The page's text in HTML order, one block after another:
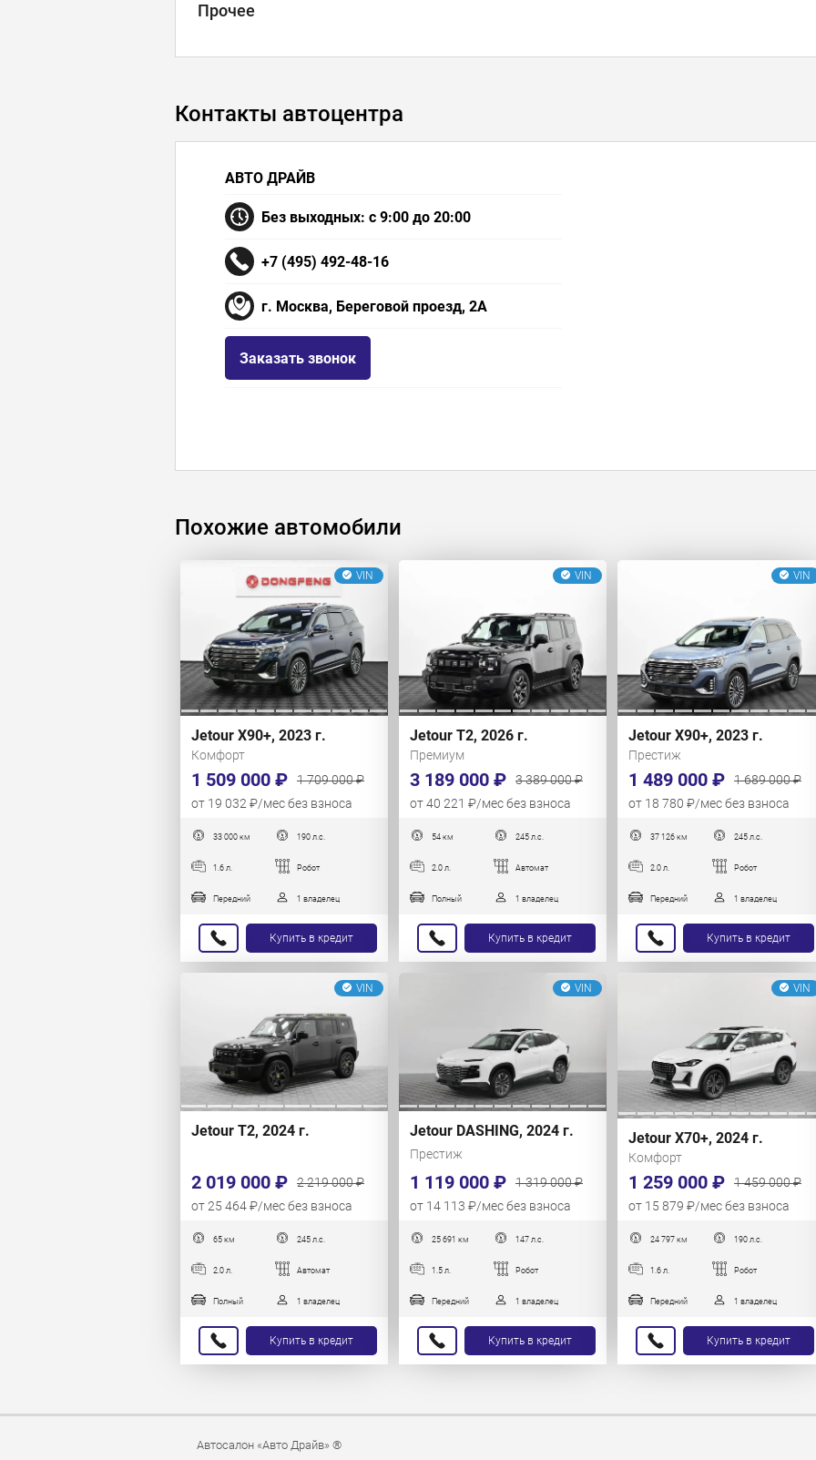
Прочее
Контакты автоцентра
АВТО ДРАЙВ
Без выходных: с 9:00 до 20:00
+7 (495) 492-48-16
г. Москва, Береговой проезд, 2А
Заказать звонок
Похожие автомобили
VIN
Jetour X90+, 2023 г.
Комфорт
1 509 000 ₽
1 709 000 ₽
от 19 032 ₽/мес без взноса
33 000 км 190 л.с.
1.6 л. Робот
Передний 1 владелец
Купить в кредит
VIN
Jetour T2, 2026 г.
Премиум
3 189 000 ₽
3 389 000 ₽
от 40 221 ₽/мес без взноса
54 км 245 л.с.
2.0 л. Автомат
Полный 1 владелец
Купить в кредит
VIN
Jetour X90+, 2023 г.
Престиж
1 489 000 ₽
1 689 000 ₽
от 18 780 ₽/мес без взноса
37 126 км 245 л.с.
2.0 л. Робот
Передний 1 владелец
Купить в кредит
VIN
Jetour T2, 2024 г.
2 019 000 ₽
2 219 000 ₽
от 25 464 ₽/мес без взноса
65 км 245 л.с.
2.0 л. Автомат
Полный 1 владелец
Купить в кредит
VIN
Jetour DASHING, 2024 г.
Престиж
1 119 000 ₽
1 319 000 ₽
от 14 113 ₽/мес без взноса
25 691 км 147 л.с.
1.5 л. Робот
Передний 1 владелец
Купить в кредит
VIN
Jetour X70+, 2024 г.
Комфорт
1 259 000 ₽
1 459 000 ₽
от 15 879 ₽/мес без взноса
24 797 км 190 л.с.
1.6 л. Робот
Передний 1 владелец
Купить в кредит
Автосалон «Авто Драйв» ®